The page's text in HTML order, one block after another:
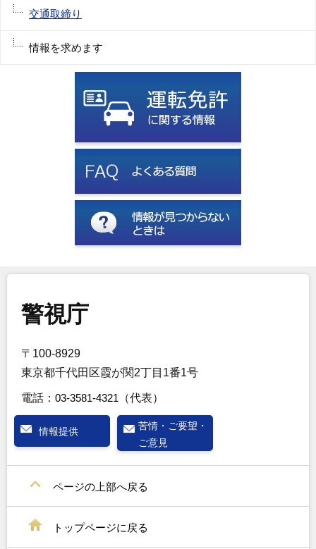
交通取締り
情報を求めます
警視庁
〒100-8929
東京都千代田区霞が関2丁目1番1号
電話： 03-3581-4321 （代表）
情報提供
苦情・ご要望・
ご意見
ページの上部へ戻る
トップページに戻る